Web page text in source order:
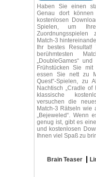
Haben Sie einen
Genau dort
kostenlosen
Spielen, um
Zuordnungsspielen
Match-3
Ihr bestes
berühmtesten
„DoubleGames“
Frühstücken Sie mit
essen Sie nett zu
Quest“-Spielen, zu
Nachtisch „Cradle of
klassische
versuchen die
Match-3 Rätseln wie
„Bejeweled“. Wenn
genug ist, gibt es
und kostenlosen
Ihnen viel Spaß zu
Brain Teaser